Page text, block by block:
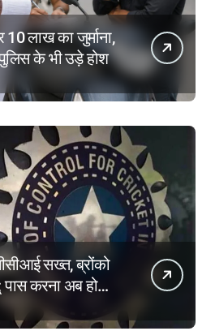
लाख का जुर्माना,
के भी उड़े होश
सख्त, ब्रोंको
करना अब होगा